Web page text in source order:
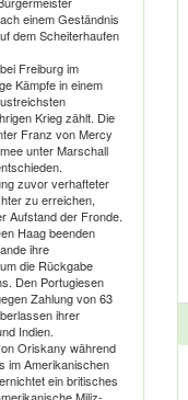
einem Geständnis
dem Scheiterhaufen
Freiburg im
Kämpfe in einem
Krieg zählt. Die
Franz von Mercy
unter Marschall
zuvor verhafteter
zu erreichen,
Aufstand der Fronde.
Haag beenden
ihre
die Rückgabe
Den Portugiesen
Zahlung von 63
ihrer
Indien.
Oriskany während
im Amerikanischen
ein britisches